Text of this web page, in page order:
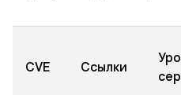
CVE Ссылки